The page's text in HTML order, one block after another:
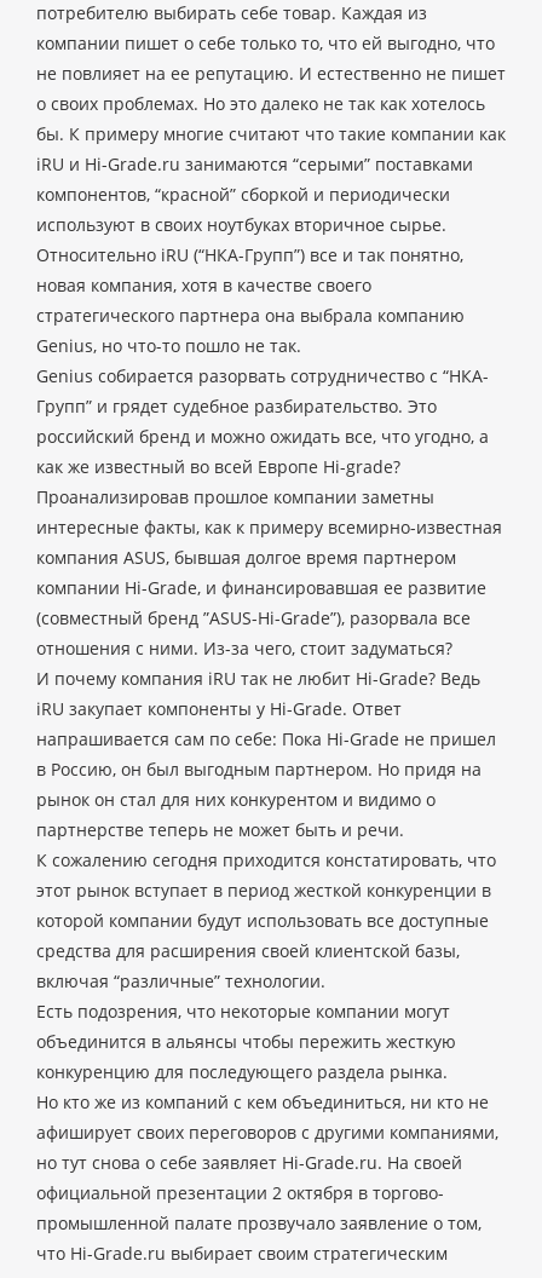
потребителю выбирать себе товар. Каждая из
компании пишет о себе только то, что ей выгодно, что
не повлияет на ее репутацию. И естественно не пишет
о своих проблемах. Но это далеко не так как хотелось
бы. К примеру многие считают что такие компании как
iRU и Hi-Grade.ru занимаются “серыми” поставками
компонентов, “красной” сборкой и периодически
используют в своих ноутбуках вторичное сырье.
Относительно iRU (“НКА-Групп”) все и так понятно,
новая компания, хотя в качестве своего
стратегического партнера она выбрала компанию
Genius, но что-то пошло не так.
Genius собирается разорвать сотрудничество с “НКА-
Групп” и грядет судебное разбирательство. Это
российский бренд и можно ожидать все, что угодно, а
как же известный во всей Европе Hi-grade?
Проанализировав прошлое компании заметны
интересные факты, как к примеру всемирно-известная
компания ASUS, бывшая долгое время партнером
компании Hi-Grade, и финансировавшая ее развитие
(совместный бренд ”ASUS-Hi-Grade”), разорвала все
отношения с ними. Из-за чего, стоит задуматься?
И почему компания iRU так не любит Hi-Grade? Ведь
iRU закупает компоненты у Hi-Grade. Ответ
напрашивается сам по себе: Пока Hi-Grade не пришел
в Россию, он был выгодным партнером. Но придя на
рынок он стал для них конкурентом и видимо о
партнерстве теперь не может быть и речи.
К сожалению сегодня приходится констатировать, что
этот рынок вступает в период жесткой конкуренции в
которой компании будут использовать все доступные
средства для расширения своей клиентской базы,
включая “различные” технологии.
Есть подозрения, что некоторые компании могут
объединится в альянсы чтобы пережить жесткую
конкуренцию для последующего раздела рынка.
Но кто же из компаний с кем объединиться, ни кто не
афиширует своих переговоров с другими компаниями,
но тут снова о себе заявляет Hi-Grade.ru. На своей
официальной презентации 2 октября в торгово-
промышленной палате прозвучало заявление о том,
что Hi-Grade.ru выбирает своим стратегическим